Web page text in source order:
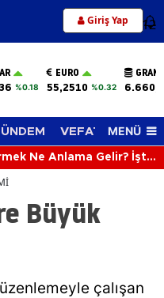
Giriş Yap 12
%0.18
EURO
55,2510 %0.32
VEFAT EDENLER
MENÜ
Ne Anlama Gelir? İşte
Büyük
çalışan